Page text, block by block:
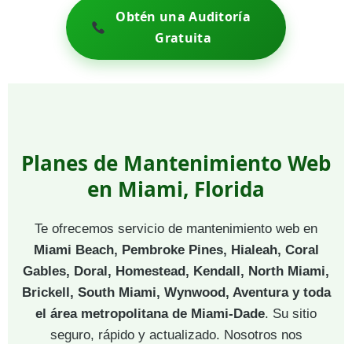
Obtén una Auditoría
Gratuita
Planes de Mantenimiento Web
en Miami, Florida
Te ofrecemos servicio de mantenimiento web en
Miami Beach, Pembroke Pines, Hialeah, Coral
Gables, Doral, Homestead, Kendall, North Miami,
Brickell, South Miami, Wynwood, Aventura y toda
el área metropolitana de Miami-Dade. Su sitio
seguro, rápido y actualizado. Nosotros nos